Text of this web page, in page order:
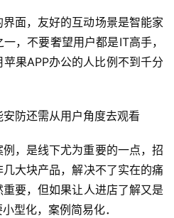
面，友好的互动场景是智能家
，不要奢望用户都是IT高手，
果APP办公的人比例不到千分
，是线下尤为重要的一点，招
大块产品，解决不了实在的痛
要，但如果让人进店了解又是
型化，案例简易化．